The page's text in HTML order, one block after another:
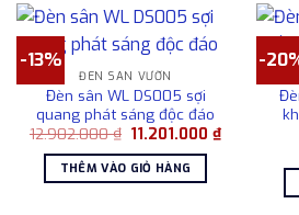
-13%
ĐÈN SÂN VƯỜN
Đèn sân WL DS005 sợi
quang phát sáng độc đáo
12.902.000₫ Giá
là:
12.902.000 ₫.
11.201.000₫Giá
hiện
11.201.000
THÊM VÀO GIỎ HÀNG
-